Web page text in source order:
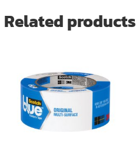
Related products